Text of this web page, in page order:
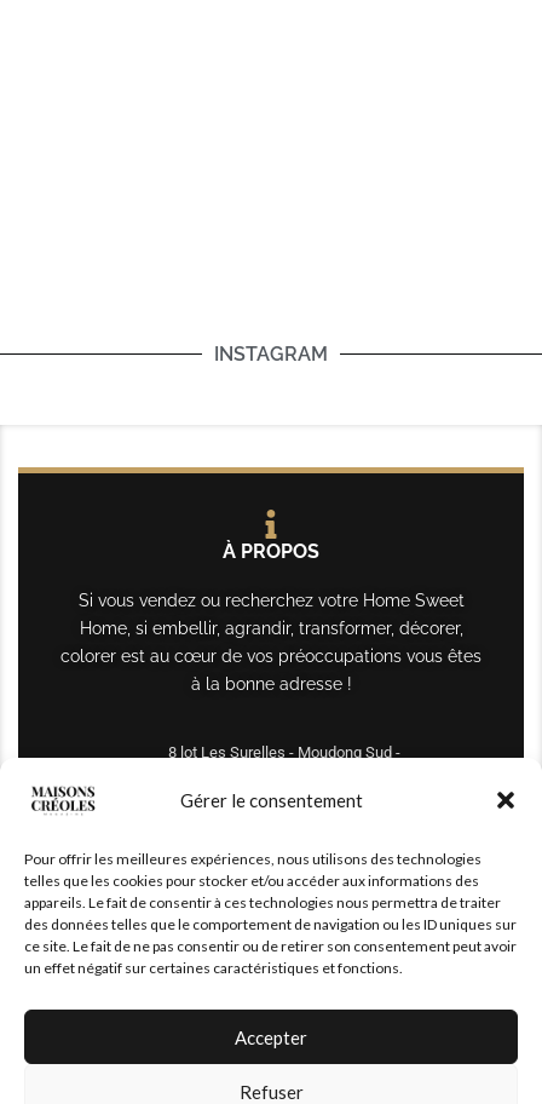
Gérer le consentement
Pour offrir les meilleures expériences, nous utilisons des technologies
telles que les cookies pour stocker et/ou accéder aux informations des
appareils. Le fait de consentir à ces technologies nous permettra de traiter
des données telles que le comportement de navigation ou les ID uniques sur
ce site. Le fait de ne pas consentir ou de retirer son consentement peut avoir
un effet négatif sur certaines caractéristiques et fonctions.
Accepter
Refuser
INSTAGRAM
À PROPOS
Si vous vendez ou recherchez votre Home Sweet
Home, si embellir, agrandir, transformer, décorer,
colorer est au cœur de vos préoccupations vous êtes
à la bonne adresse !
8 lot Les Surelles - Moudong Sud -
maisonscreoles.immo@gmail.com